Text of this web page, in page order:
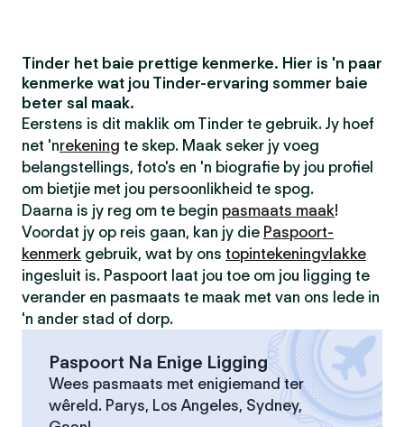
Tinder het baie prettige kenmerke. Hier is 'n paar
kenmerke wat jou Tinder-ervaring sommer baie
beter sal maak.
Eerstens is dit maklik om Tinder te gebruik. Jy hoef
net 'nrekening te skep. Maak seker jy voeg
belangstellings, foto's en 'n biografie by jou profiel
om bietjie met jou persoonlikheid te spog.
Daarna is jy reg om te begin pasmaats maak!
Voordat jy op reis gaan, kan jy die Paspoort-
kenmerk gebruik, wat by ons topintekeningvlakke
ingesluit is. Paspoort laat jou toe om jou ligging te
verander en pasmaats te maak met van ons lede in
'n ander stad of dorp.
Paspoort Na Enige Ligging
Wees pasmaats met enigiemand ter
wêreld. Parys, Los Angeles, Sydney,